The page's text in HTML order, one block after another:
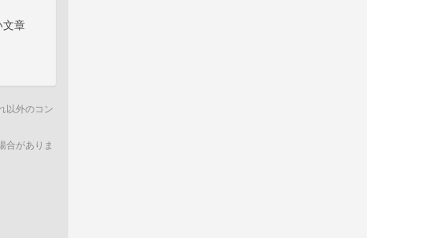
文章
以外のコン
合がありま